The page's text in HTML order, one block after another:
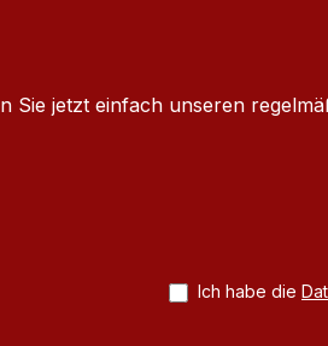
Sie jetzt einfach unseren
Ich habe die